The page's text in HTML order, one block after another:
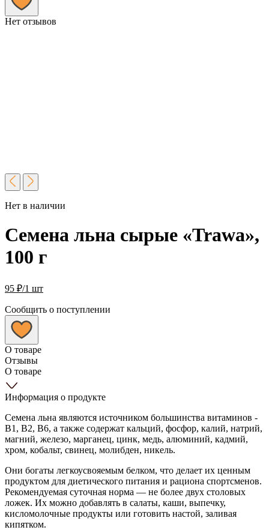
Нет отзывов
Нет в наличии
Семена льна сырые «Trawa»,
100 г
95 ₽/1 шт
Сообщить о поступлении
О товаре
Отзывы
О товаре
Информация о продукте
Семена льна являются источником большинства витаминов -
В1, В2, В6, а также содержат кальций, фосфор, калий, натрий,
магний, железо, марганец, цинк, медь, алюминий, кадмий,
хром, кобальт, свинец, молибден, никель.
Они богаты легкоусвояемым белком, что делает их ценным
продуктом для диетического питания и рациона спортсменов.
Рекомендуемая суточная норма — не более двух столовых
ложек. Их можно добавлять в салаты, каши, выпечку,
кисломолочные продукты или готовить настой, заливая
кипятком.